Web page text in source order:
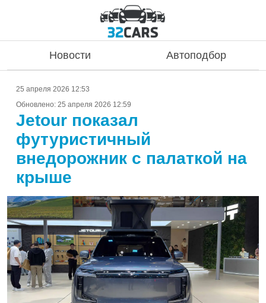
Новости Автоподбор
25 апреля 2026 12:53
Обновлено: 25 апреля 2026 12:59
Jetour показал
футуристичный
внедорожник с палаткой на
крыше